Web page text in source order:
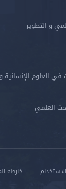
و التطوير
في العلوم الإنسانية و
العلمي
خارطة